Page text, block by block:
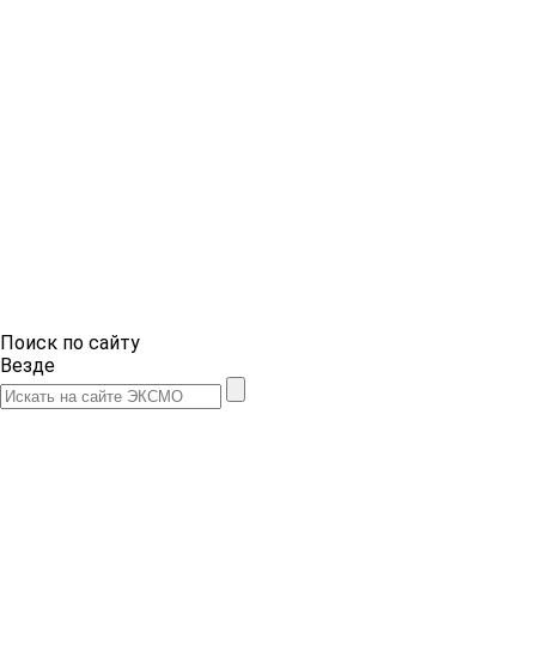
Поиск по сайту
Везде